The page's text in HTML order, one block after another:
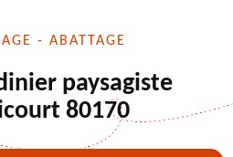
- ABATTAGE
paysagiste
80170